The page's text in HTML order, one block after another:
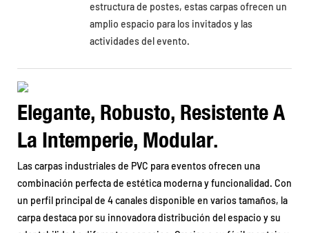
estructura de postes, estas carpas ofrecen un
amplio espacio para los invitados y las
actividades del evento.
Elegante, Robusto, Resistente A
La Intemperie, Modular.
Las carpas industriales de PVC para eventos ofrecen una
combinación perfecta de estética moderna y funcionalidad. Con
un perfil principal de 4 canales disponible en varios tamaños, la
carpa destaca por su innovadora distribución del espacio y su